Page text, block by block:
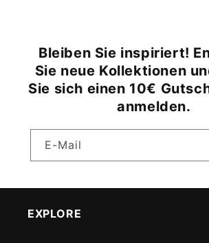
Bleiben Sie inspiriert!
Sie neue Kollektionen
Sie sich einen 10€
anmelden.
E-Mail
EXPLORE